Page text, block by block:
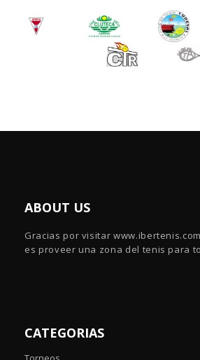
ABOUT US
Gracias por visitar
es proveer una zona del tenis para
CATEGORIAS